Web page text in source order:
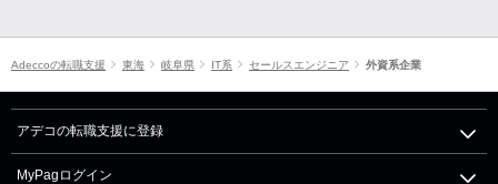
Adeccoの転職支援 東海 岐阜県 IT系 セールスエンジニア 外資系企業
アデコの転職支援に登録
MyPagログイン